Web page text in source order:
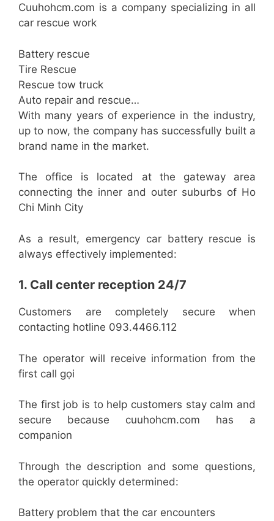
Cuuhohcm.com is a company specializing in all
car rescue work
Battery rescue
Tire Rescue
Rescue tow truck
Auto repair and rescue…
With many years of experience in the industry,
up to now, the company has successfully built a
brand name in the market.
The office is located at the gateway area
connecting the inner and outer suburbs of Ho
Chi Minh City
As a result, emergency car battery rescue is
always effectively implemented:
1. Call center reception 24/7
Customers are completely secure when
contacting hotline 093.4466.112
The operator will receive information from the
first call gọi
The first job is to help customers stay calm and
secure because cuuhohcm.com has a
companion
Through the description and some questions,
the operator quickly determined:
Battery problem that the car encounters